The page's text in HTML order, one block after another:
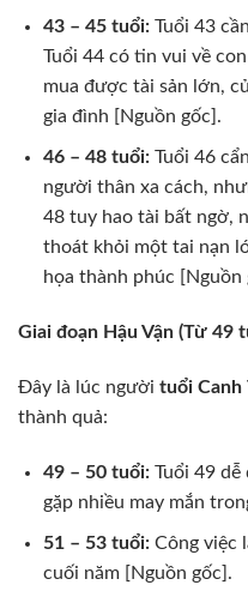
43 – 45 tuổi:Tuổi 43
Tuổi 44 có tin vui về
mua được tài sản lớn,
gia đình [Nguồn gốc].
46 – 48 tuổi:Tuổi 46
người thân xa cách,
48 tuy hao tài bất ngờ,
thoát khỏi một tai nạn
họa thành phúc [Nguồn
Giai đoạn Hậu Vận (Từ 49
Đây là lúc người tuổi Canh
thành quả:
49 – 50 tuổi:Tuổi 49 dễ
gặp nhiều may mắn
51 – 53 tuổi:Công việc
cuối năm [Nguồn gốc].